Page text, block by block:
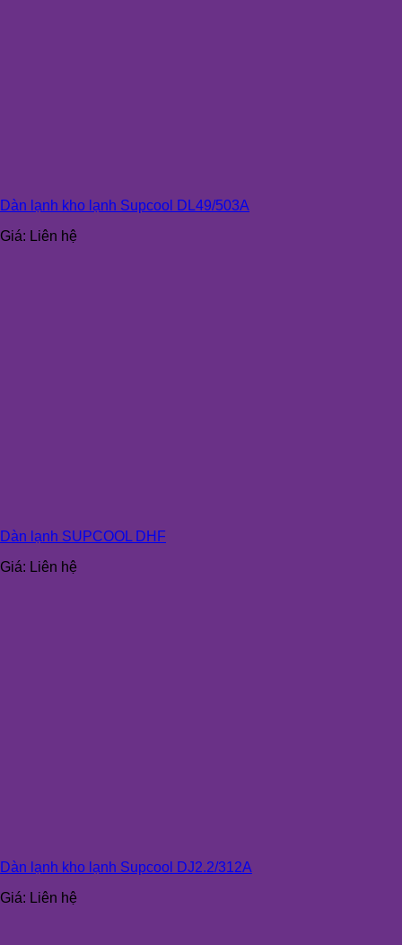
Dàn lạnh kho lạnh Supcool DL49/503A
Giá: Liên hệ
Dàn lạnh SUPCOOL DHF
Giá: Liên hệ
Dàn lạnh kho lạnh Supcool DJ2.2/312A
Giá: Liên hệ